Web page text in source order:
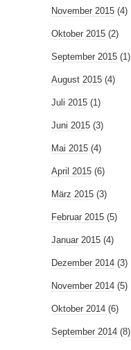
November 2015 (4)
Oktober 2015 (2)
September 2015 (1)
August 2015 (4)
Juli 2015 (1)
Juni 2015 (3)
Mai 2015 (4)
April 2015 (6)
März 2015 (3)
Februar 2015 (5)
Januar 2015 (4)
Dezember 2014 (3)
November 2014 (5)
Oktober 2014 (6)
September 2014 (8)